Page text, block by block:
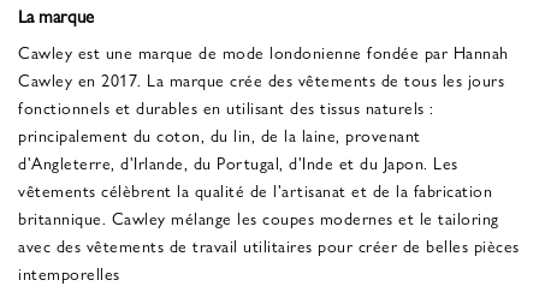
La marque
Cawley est une marque de mode londonienne fondée par Hannah
Cawley en 2017. La marque crée des vêtements de tous les jours
fonctionnels et durables en utilisant des tissus naturels :
principalement du coton, du lin, de la laine, provenant
d'Angleterre, d'Irlande, du Portugal, d'Inde et du Japon. Les
vêtements célèbrent la qualité de l'artisanat et de la fabrication
britannique. Cawley mélange les coupes modernes et le tailoring
avec des vêtements de travail utilitaires pour créer de belles pièces
intemporelles